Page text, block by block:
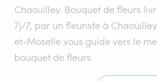
Chaouilley. Bouquet de fleurs
7j/7, par un fleuriste à
et-Moselle vous guide vers le
bouquet de fleurs.